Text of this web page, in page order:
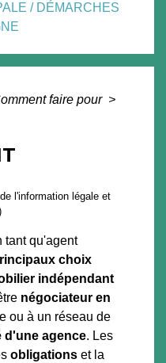
/ DÉMARCHES
faire pour >
l'information légale et
tant qu'agent
choix
indépendant
négociateur en
ou à un réseau de
d'une agence. Les
obligations et la